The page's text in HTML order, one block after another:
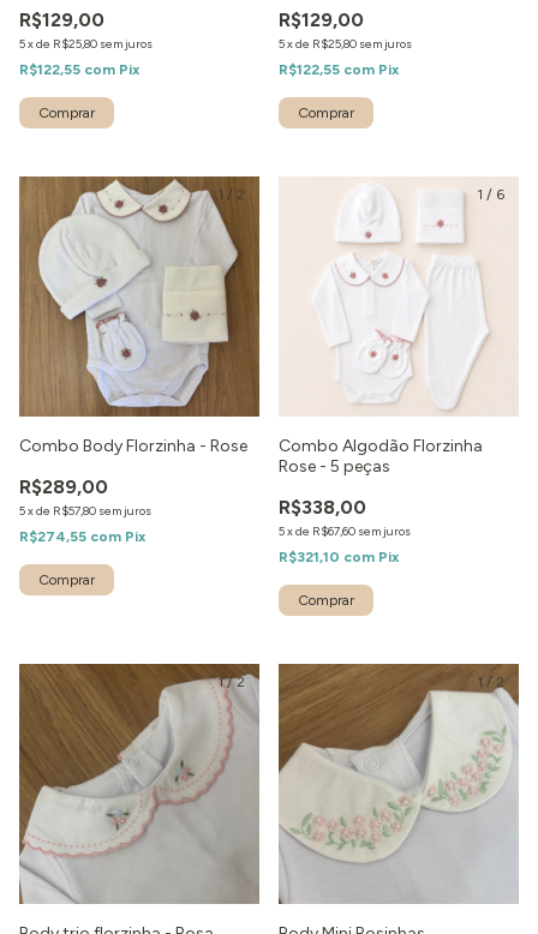
R$129,00
5xde R$25,80 sem juros
R$122,55 com Pix
R$129,00
5xde R$25,80 sem juros
R$122,55 com Pix
1 / 2
Combo Body Florzinha - Rose
R$289,00
5xde R$57,80 sem juros
R$274,55 com Pix
1 / 6
Combo Algodão Florzinha
Rose - 5 peças
R$338,00
5xde R$67,60 sem juros
R$321,10 com Pix
1/2 1 / 2